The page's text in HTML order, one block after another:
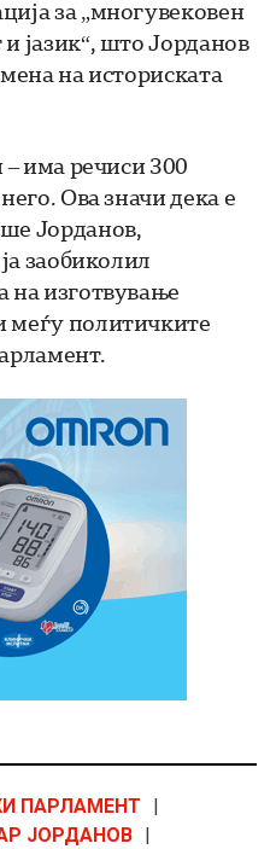
за „многувековен
јазик“, што Јорданов
на историската
– има речиси 300
Ова значи дека е
Јорданов,
заобиколил
на изготвување
меѓу политичките
ПАРЛАМЕНТ
ЈОРДАНОВ